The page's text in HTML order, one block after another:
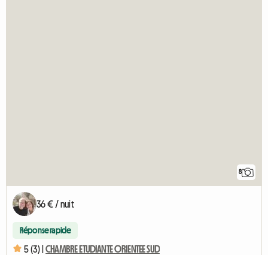
8
36 € / nuit
Réponse rapide
5 (3) | CHAMBRE ETUDIANTE ORIENTEE SUD